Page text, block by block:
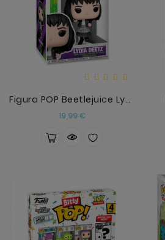
Figura POP Beetlejuice Lydia Deetz
19,99 €Precio